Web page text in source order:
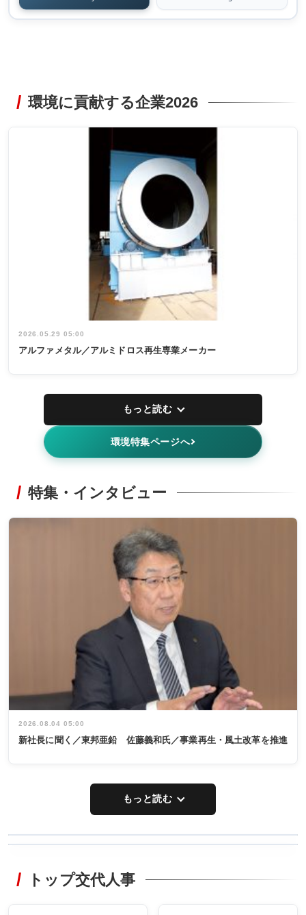
環境に貢献する企業2026
2026.05.29 05:00
アルファメタル／アルミドロス再生専業メーカー
もっと読む
環境特集ページへ
特集・インタビュー
2026.08.04 05:00
新社長に聞く／東邦亜鉛 佐藤義和氏／事業再生・風土改革を推進
もっと読む
非鉄業界で
タックトレー
トップ交代人事